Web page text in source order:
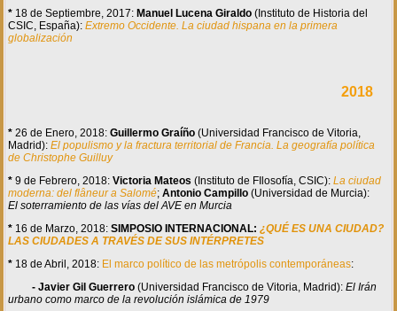
* 18 de Septiembre, 2017: Manuel Lucena Giraldo(Instituto de Historia del
CSIC, España): Extremo Occidente. La ciudad hispana en la primera
globalización
2018
* 26 de Enero, 2018:Guillermo Graíño(Universidad Francisco de Vitoria,
Madrid):El populismo y la fractura territorial de Francia. La geografía política
de Christophe Guilluy
* 9 de Febrero, 2018:Victoria Mateos(Instituto de FIlosofía, CSIC):La ciudad
moderna: del flâneur a Salomé;Antonio Campillo (Universidad de Murcia):
El soterramiento de las vías del AVE en Murcia
* 16 de Marzo, 2018:SIMPOSIO INTERNACIONAL: ¿QUÉ ES UNA CIUDAD?
LAS CIUDADES A TRAVÉS DE SUS INTÉRPRETES
* 18 de Abril, 2018: El marco político de las metrópolis contemporáneas:
- Javier Gil Guerrero (Universidad Francisco de Vitoria, Madrid):El Irán
urbano como marco de la revolución islámica de 1979